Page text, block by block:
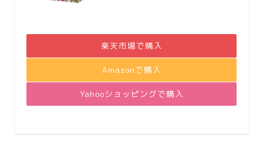
楽天市場で購入
Amazonで購入
Yahooショッピングで購入